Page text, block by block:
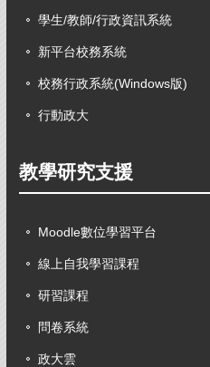
學生/教師/行政資訊系統
新平台校務系統
校務行政系統(Windows版)
行動政大
教學研究支援
Moodle數位學習平台
線上自我學習課程
研習課程
問卷系統
政大雲